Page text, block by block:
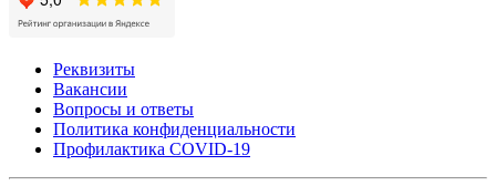
Реквизиты
Вакансии
Вопросы и ответы
Политика конфиденциальности
Профилактика COVID-19